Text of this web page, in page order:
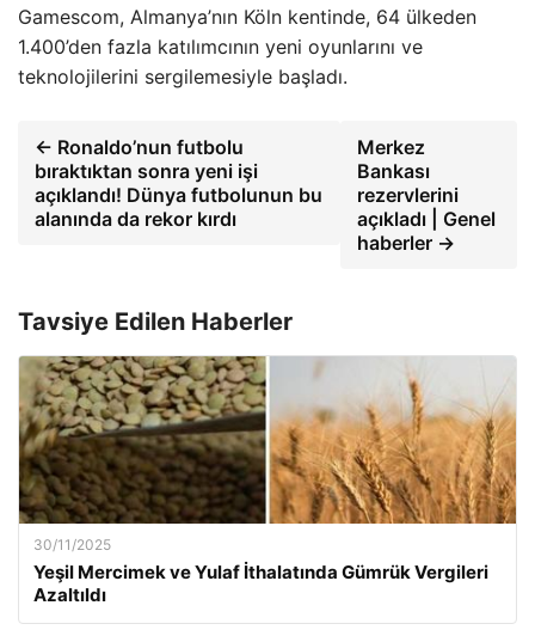
Gamescom, Almanya’nın Köln kentinde, 64 ülkeden
1.400’den fazla katılımcının yeni oyunlarını ve
teknolojilerini sergilemesiyle başladı.
← Ronaldo’nun futbolu
bıraktıktan sonra yeni işi
açıklandı! Dünya futbolunun bu
alanında da rekor kırdı
Merkez
Bankası
rezervlerini
açıkladı | Genel
haberler →
Tavsiye Edilen Haberler
30/11/2025
Yeşil Mercimek ve Yulaf İthalatında Gümrük Vergileri
Azaltıldı